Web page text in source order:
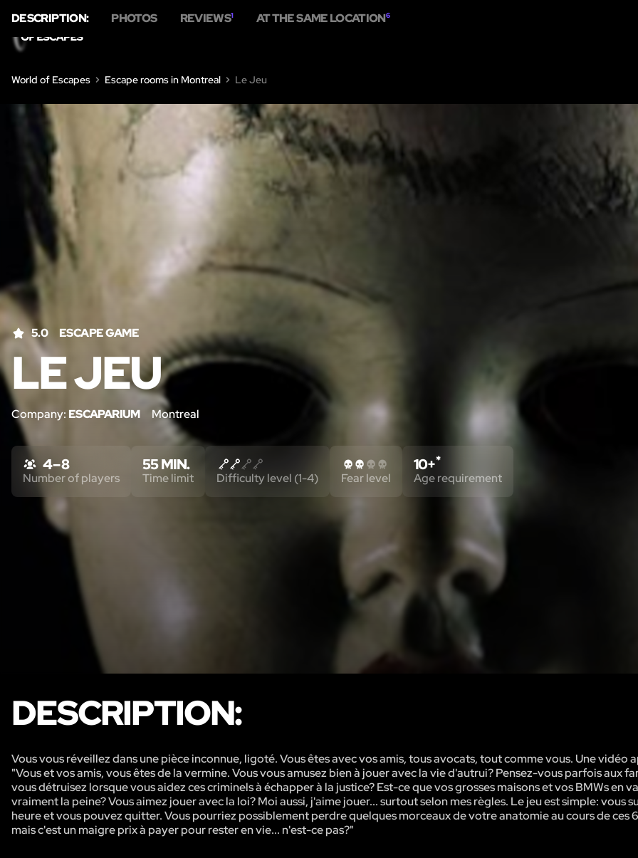
World of Escapes Escape rooms in Montreal Le Jeu
5.0 ESCAPE GAME
LE JEU
Company: ESCAPARIUM Montreal
DESCRIPTION: PHOTOS REVIEWS1 AT THE SAME LOCATION6
4 – 8
Number of players
55 MIN.
Time limit Difficulty level (1-4) Fear level
10+*
Age requirement
DESCRIPTION:
Vous vous réveillez dans une pièce inconnue, ligoté. Vous êtes avec vos amis, tous avocats, tout comme vous. Une vidéo
"Vous et vos amis, vous êtes de la vermine. Vous vous amusez bien à jouer avec la vie d'autrui? Pensez-vous parfois aux
vous détruisez lorsque vous aidez ces criminels à échapper à la justice? Est-ce que vos grosses maisons et vos BMWs en
vraiment la peine? Vous aimez jouer avec la loi? Moi aussi, j'aime jouer... surtout selon mes règles. Le jeu est simple: vous
heure et vous pouvez quitter. Vous pourriez possiblement perdre quelques morceaux de votre anatomie au cours de ces
mais c'est un maigre prix à payer pour rester en vie... n'est-ce pas?"